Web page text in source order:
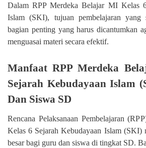
Dalam RPP Merdeka Belajar MI Kelas
Islam (SKI), tujuan pembelajaran yang
bagian penting yang harus dicantumkan
menguasai materi secara efektif.
Manfaat RPP Merdeka
Sejarah Kebudayaan Islam
Dan Siswa SD
Rencana Pelaksanaan Pembelajaran
Kelas 6 Sejarah Kebudayaan Islam (SKI)
besar bagi guru dan siswa di tingkat SD.